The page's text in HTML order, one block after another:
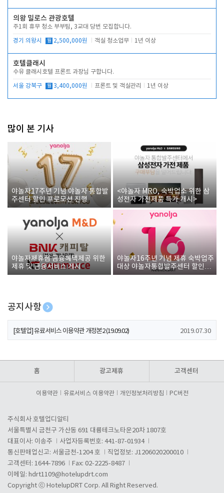
의왕 밀로스 관광호텔
주1회 휴무 청소 부부팀, 3교대 당번 모집합니다.
경기 의왕시 월 2,500,000원 객실 청소업무 1년 이상
호텔클래시
수유 클래시호텔 프론트 과장님 구합니다.
서울 강북구 월 3,400,000원 프론트 및 객실관리 1년 이상
많이 본 기사
야놀자17주년 기념 야놀자 통합발
주센터 할인 프로모션 진행
<야놀자 MRO, 숙박업소 위한 삼
성전자 가전제품 특가 개시>
야놀자제휴점 금융혜택제공 위한
제휴 및 금융서비스 게시
야놀자16주년 기념 제휴 숙박업주
대상 야놀자통합발주센터 할인쿠
폰 증정
공지사항
[호텔업] 개인정보 처리방침 개정본1 (19.09.02)
[호텔업] 유료서비스 이용약관 개정본2 (19.09.02) 2019.07.30
홈 광고제휴 고객센터
이용약관 유료서비스 이용약관 개인정보처리방침 PC버전
주식회사 호텔업디알티
서울특별시 금천구 가산동 691 대륭테크노타운20차 1807호
대표이사: 이송주
사업자등록번호: 441-87-01934
통신판매업신고: 서울금천-1204 호
직업정보: J1206020200010
고객센터: 1644-7896
Fax: 02-2225-8487
이메일: hdrt1109@hotelupdrt.com
Copyright ⓒ HotelupDRT Corp. All Right Reserved.